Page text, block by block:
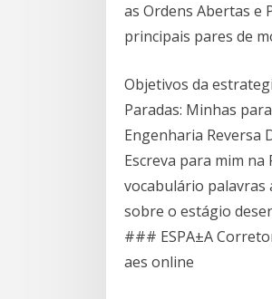
as Ordens Abertas e
principais pares de
Objetivos da
Paradas: Minhas
Engenharia Reversa
Escreva para mim
vocabulário palavras
sobre o estágio
### ESPA±A
aes online